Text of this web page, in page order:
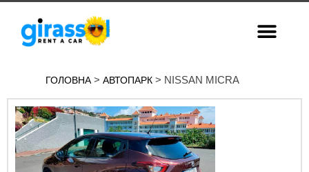
ГОЛОВНА> АВТОПАРК> NISSAN MICRA